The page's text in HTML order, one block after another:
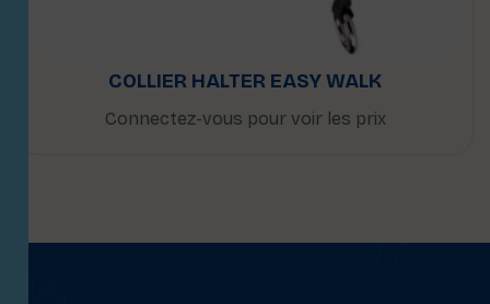
COLLIER HALTER EASY WALK
Connectez-vous pour voir les prix